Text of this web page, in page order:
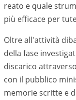
reato e quale
più efficace per
Oltre all'attività
della fase
discarico
con il pubblico
memorie scritte e